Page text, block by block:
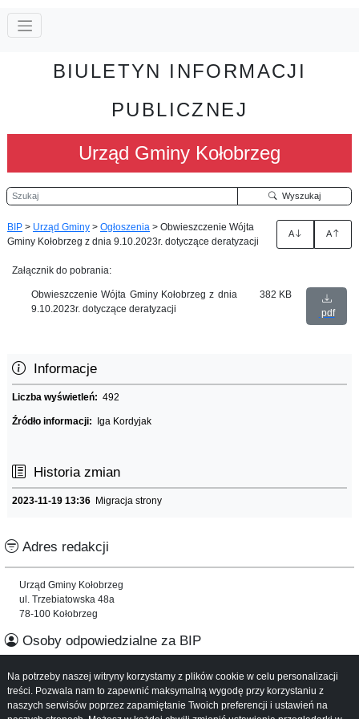
BIULETYN INFORMACJI
PUBLICZNEJ
Urząd Gminy Kołobrzeg
Szukaj Wyszukaj
BIP > Urząd Gminy > Ogłoszenia > Obwieszczenie Wójta
Gminy Kołobrzeg z dnia 9.10.2023r. dotyczące deratyzacji
A A
Załącznik do pobrania:
Obwieszczenie Wójta Gminy Kołobrzeg z dnia
9.10.2023r. dotyczące deratyzacji
382 KB
pdf
Informacje
Liczba wyświetleń: 492
Źródło informacji: Iga Kordyjak
Historia zmian
2023-11-19 13:36 Migracja strony
Adres redakcji
Urząd Gminy Kołobrzeg
ul. Trzebiatowska 48a
78-100 Kołobrzeg
Osoby odpowiedzialne za BIP
Informacje o serwisie
Na potrzeby naszej witryny korzystamy z plików cookie w celu personalizacji
treści. Pozwala nam to zapewnić maksymalną wygodę przy korzystaniu z
naszych serwisów poprzez zapamiętanie Twoich preferencji i ustawień na